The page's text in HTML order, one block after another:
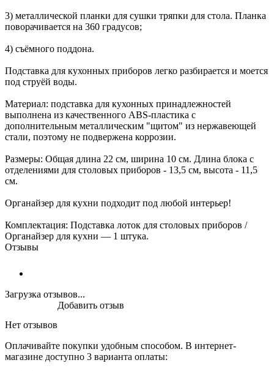
3) металлической планки для сушки тряпки для стола. Планка
поворачивается на 360 градусов;
4) съёмного поддона.
Подставка для кухонных приборов легко разбирается и моется
под струёй воды.
Материал: подставка для кухонных принадлежностей
выполнена из качественного ABS-пластика с
дополнительным металлическим "щитом" из нержавеющей
стали, поэтому не подвержена коррозии.
Размеры: Общая длина 22 см, ширина 10 см. Длина блока с
отделениями для столовых приборов - 13,5 см, высота - 11,5
см.
Органайзер для кухни подходит под любой интерьер!
Комплектация: Подставка лоток для столовых приборов /
Органайзер для кухни — 1 штука.
Отзывы
Загрузка отзывов...
Нет отзывов
Добавить отзыв
Оплачивайте покупки удобным способом. В интернет-
магазине доступно 3 варианта оплаты: